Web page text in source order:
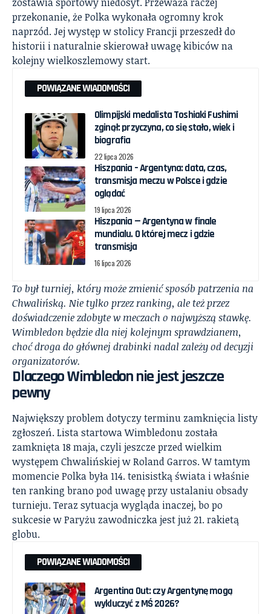
przekonanie, że Polka wykonała ogromny krok
naprzód. Jej występ w stolicy Francji przeszedł do
historii i naturalnie skierował uwagę kibiców na
kolejny wielkoszlemowy start.
POWIĄZANE WIADOMOŚCI
Olimpijski medalista Toshiaki Fushimi
zginął: przyczyna, co się stało, wiek i
biografia
22 lipca 2026
Hiszpania – Argentyna: data, czas,
transmisja meczu w Polsce i gdzie
oglądać
19 lipca 2026
Hiszpania — Argentyna w finale
mundialu. O której mecz i gdzie
transmisja
16 lipca 2026
To był turniej, który może zmienić sposób patrzenia na
Chwalińską. Nie tylko przez ranking, ale też przez
doświadczenie zdobyte w meczach o najwyższą stawkę.
Wimbledon będzie dla niej kolejnym sprawdzianem,
choć droga do głównej drabinki nadal zależy od decyzji
organizatorów.
Dlaczego Wimbledon nie jest jeszcze
pewny
Największy problem dotyczy terminu zamknięcia listy
zgłoszeń. Lista startowa Wimbledonu została
zamknięta 18 maja, czyli jeszcze przed wielkim
występem Chwalińskiej w Roland Garros. W tamtym
momencie Polka była 114. tenisistką świata i właśnie
ten ranking brano pod uwagę przy ustalaniu obsady
turnieju. Teraz sytuacja wygląda inaczej, bo po
sukcesie w Paryżu zawodniczka jest już 21. rakietą
globu.
POWIĄZANE WIADOMOŚCI
Argentina Out: czy Argentynę mogą
wykluczyć z MŚ 2026?